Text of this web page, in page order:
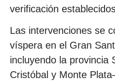
verificación
Las intervenciones se
víspera en el Gran
incluyendo la provincia
Cristóbal y Monte